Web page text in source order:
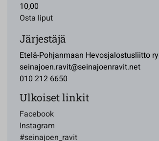
10,00
Osta liput
Järjestäjä
Etelä-Pohjanmaan Hevosjalostusliitto ry
seinajoen.ravit@seinajoenravit.net
010 212 6650
Ulkoiset linkit
Facebook
Instagram
#seinajoen_ravit